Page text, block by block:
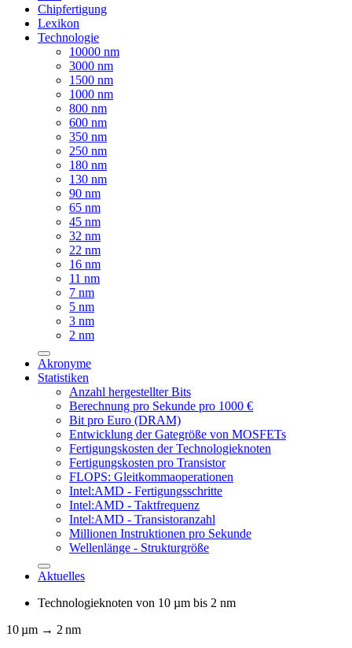
Chipfertigung
Lexikon
Technologie
10000 nm
3000 nm
1500 nm
1000 nm
800 nm
600 nm
350 nm
250 nm
180 nm
130 nm
90 nm
65 nm
45 nm
32 nm
22 nm
16 nm
11 nm
7 nm
5 nm
3 nm
2 nm
Akronyme
Statistiken
Anzahl hergestellter Bits
Berechnung pro Sekunde pro 1000 €
Bit pro Euro (DRAM)
Entwicklung der Gategröße von MOSFETs
Fertigungskosten der Technologieknoten
Fertigungskosten pro Transistor
FLOPS: Gleitkommaoperationen
Intel:AMD - Fertigungsschritte
Intel:AMD - Taktfrequenz
Intel:AMD - Transistoranzahl
Millionen Instruktionen pro Sekunde
Wellenlänge - Strukturgröße
Aktuelles
Technologieknoten von 10 µm bis 2 nm
10µm → 2 nm